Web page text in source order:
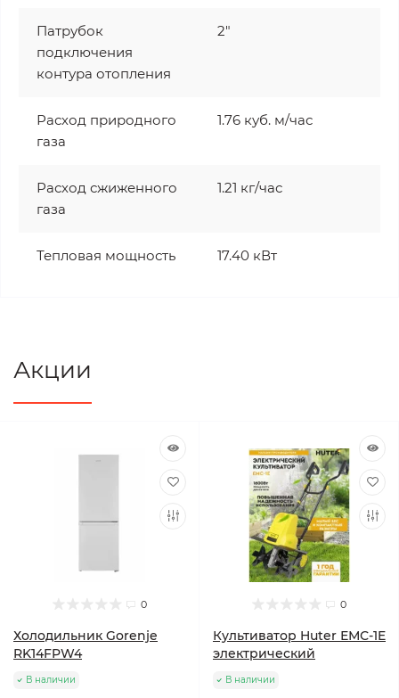
Патрубок
подключения
контура отопления
2"
Расход природного
газа
1.76 куб. м/час
Расход сжиженного
газа
1.21 кг/час
Тепловая мощность 17.40 кВт
Акции
0
Холодильник Gorenje
RK14FPW4
В наличии
0
Культиватор Huter ЕМС-1E
электрический
В наличии